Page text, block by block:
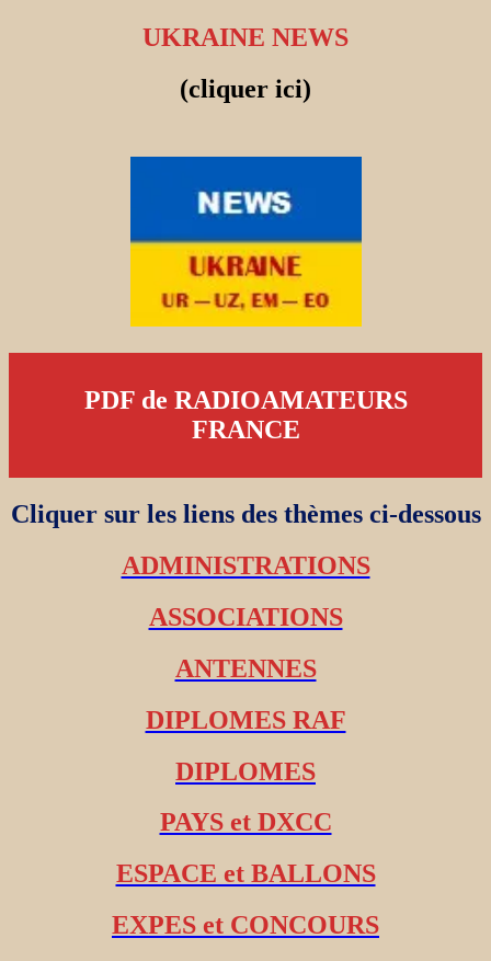
UKRAINE NEWS
(cliquer ici)
PDF de RADIOAMATEURS
FRANCE
Cliquer sur les liens des thèmes ci-dessous
ADMINISTRATIONS
ASSOCIATIONS
ANTENNES
DIPLOMES RAF
DIPLOMES
PAYS et DXCC
ESPACE et BALLONS
EXPES et CONCOURS